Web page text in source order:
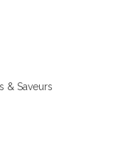
& Saveurs